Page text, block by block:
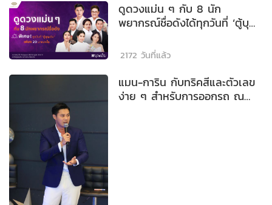
ดูดวงแม่น ๆ กับ 8 นัก
พยากรณ์ชื่อดังได้ทุกวันที่ ‘ตู้บุญ
2172 วันที่แล้ว
แมน-การิน กับทริคสีและตัวเลข
ง่าย ๆ สำหรับการออกรถ ณ